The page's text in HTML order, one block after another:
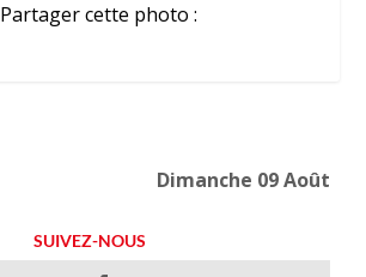
Partager cette photo :
Dimanche 09 Août
SUIVEZ-NOUS